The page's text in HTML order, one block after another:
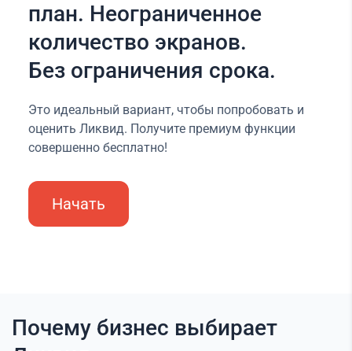
план. Неограниченное
количество экранов.
Без ограничения срока.
Это идеальный вариант, чтобы попробовать и
оценить Ликвид. Получите премиум функции
совершенно бесплатно!
Начать
Почему бизнес выбирает